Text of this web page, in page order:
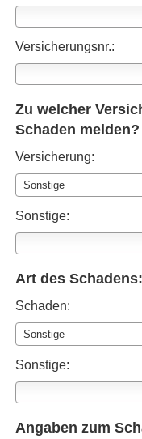
Versicherungsnr.:
Zu welcher
Schaden melden?
Versicherung:
Sonstige:
Art des Schadens:
Schaden:
Sonstige:
Angaben zum